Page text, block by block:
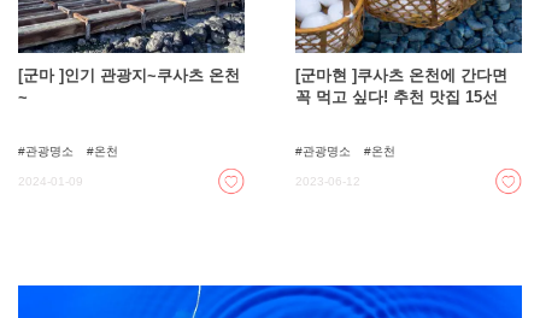
[군마 ]인기 관광지~쿠사츠 온천
~
관광명소 온천
2024-01-09
[군마현 ]쿠사츠 온천에 간다면
꼭 먹고 싶다! 추천 맛집 15선
관광명소 온천
2023-06-12